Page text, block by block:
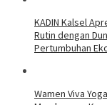
KADIN Kalsel
Rutin dengan
Pertumbuhan
Wamen Viva